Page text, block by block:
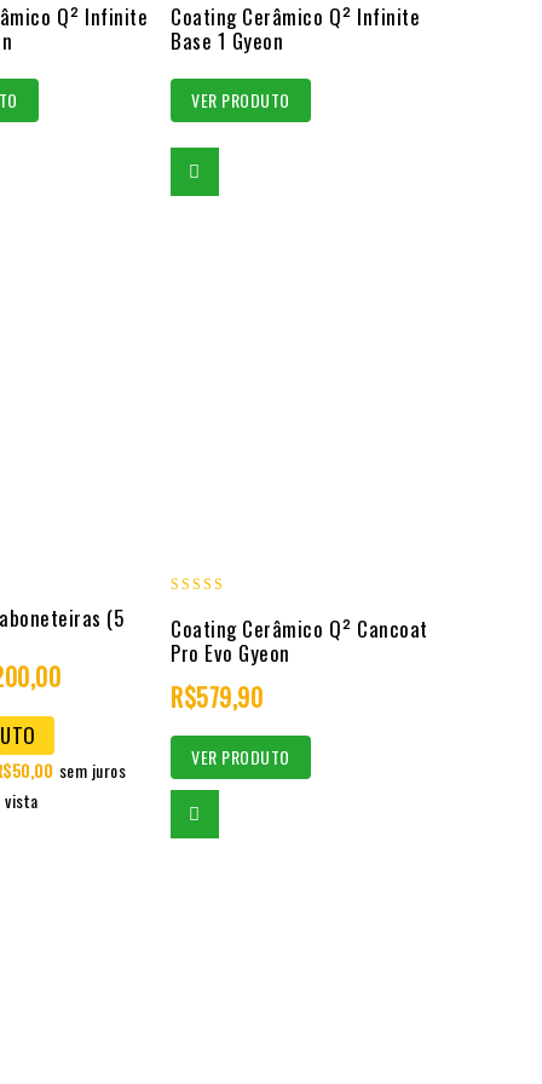
Q² Infinite
out
of
Coating Cerâmico Q² Infinite
Base 1 Gyeon
VER PRODUTO
(5
50,00 sem juros
vista
out of 5
Coating Cerâmico Q² Cancoat
Pro Evo Gyeon
R$579,90
VER PRODUTO